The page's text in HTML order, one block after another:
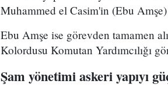
Muhammed el Casim'in (Ebu
Ebu Amşe ise görevden tamamen
Kolordusu Komutan Yardımcılığı
Şam yönetimi askeri yapıyı